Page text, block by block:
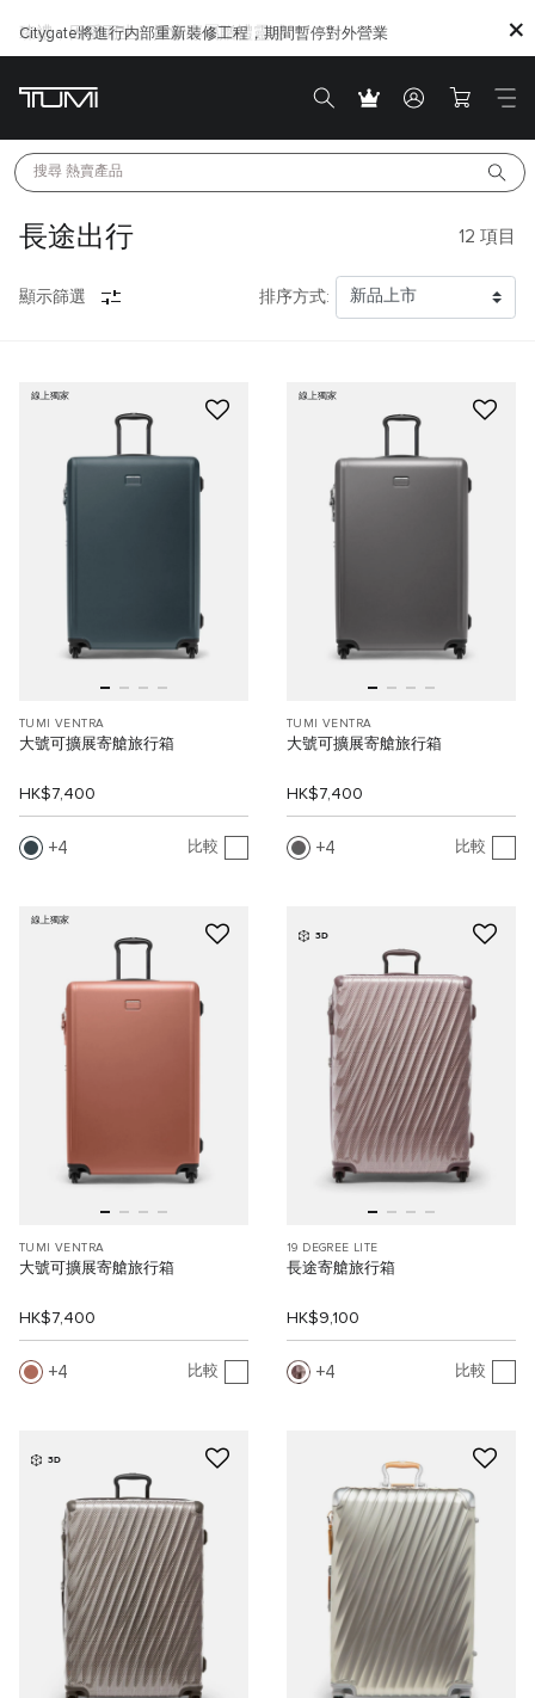
Citygate將進行内部重新裝修工程，期間暫停對外營業
搜尋 熱賣產品
長途出行 12 項目
顯示篩選 排序方式:
線上獨家
TUMI VENTRA
大號可擴展寄艙旅行箱
HK$7,400
4 比較
線上獨家
TUMI VENTRA
大號可擴展寄艙旅行箱
HK$7,400
4 比較
線上獨家
TUMI VENTRA
大號可擴展寄艙旅行箱
HK$7,400
4 比較
3D
19 DEGREE LITE
長途寄艙旅行箱
HK$9,100
4 比較
3D